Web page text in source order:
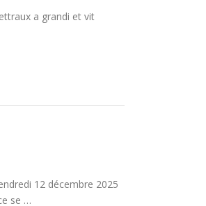
a grandi et vit
12 décembre 2025
se …